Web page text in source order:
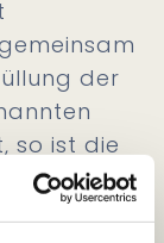
der
so ist die